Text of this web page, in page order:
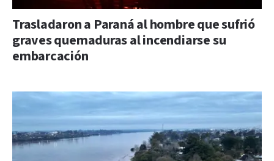
Trasladaron a Paraná al hombre que sufrió
graves quemaduras al incendiarse su
embarcación